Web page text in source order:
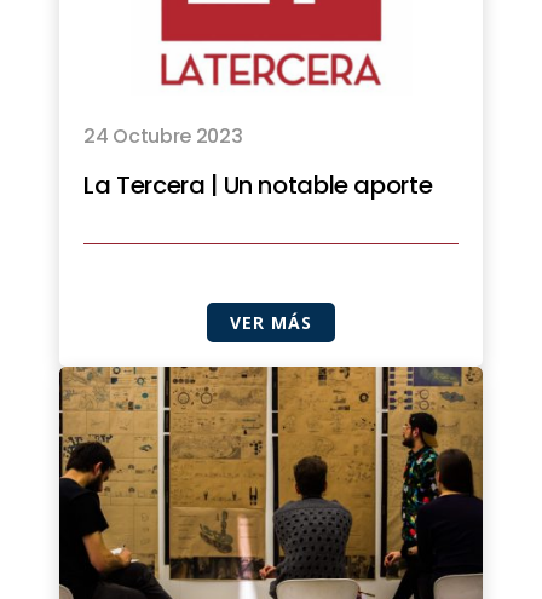
24 Octubre 2023
La Tercera | Un notable aporte
VER MÁS